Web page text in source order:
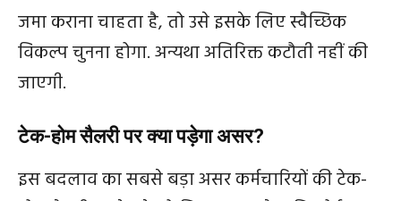
जमा कराना चाहता है, तो उसे इसके लिए स्वैच्छिक
विकल्प चुनना होगा. अन्यथा अतिरिक्त कटौती नहीं की
जाएगी.
टेक-होम सैलरी पर क्या पड़ेगा असर?
इस बदलाव का सबसे बड़ा असर कर्मचारियों की टेक-